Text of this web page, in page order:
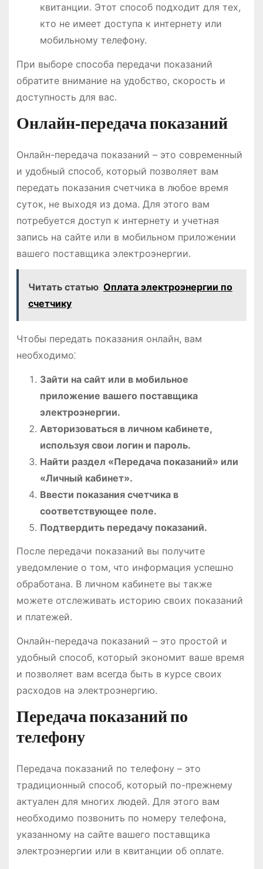
квитанции. Этот способ подходит для тех,
кто не имеет доступа к интернету или
мобильному телефону.
При выборе способа передачи показаний
обратите внимание на удобство, скорость и
доступность для вас.
Онлайн-передача показаний
Онлайн-передача показаний – это современный
и удобный способ, который позволяет вам
передать показания счетчика в любое время
суток, не выходя из дома. Для этого вам
потребуется доступ к интернету и учетная
запись на сайте или в мобильном приложении
вашего поставщика электроэнергии.
Читать статью Оплата электроэнергии по
счетчику
Чтобы передать показания онлайн, вам
необходимо⁚
Зайти на сайт или в мобильное
приложение вашего поставщика
электроэнергии.
Авторизоваться в личном кабинете,
используя свои логин и пароль.
Найти раздел «Передача показаний» или
«Личный кабинет».
Ввести показания счетчика в
соответствующее поле.
Подтвердить передачу показаний.
После передачи показаний вы получите
уведомление о том, что информация успешно
обработана. В личном кабинете вы также
можете отслеживать историю своих показаний
и платежей.
Онлайн-передача показаний – это простой и
удобный способ, который экономит ваше время
и позволяет вам всегда быть в курсе своих
расходов на электроэнергию.
Передача показаний по
телефону
Передача показаний по телефону – это
традиционный способ, который по-прежнему
актуален для многих людей. Для этого вам
необходимо позвонить по номеру телефона,
указанному на сайте вашего поставщика
электроэнергии или в квитанции об оплате.